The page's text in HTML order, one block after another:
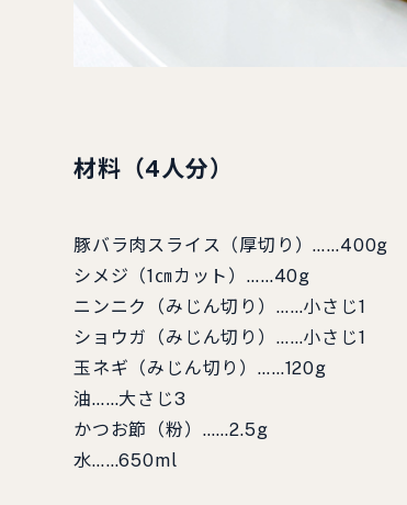
材料（4人分）
豚バラ肉スライス（厚切り）……400g
シメジ（1㎝カット）……40g
ニンニク（みじん切り）……小さじ1
ショウガ（みじん切り）……小さじ1
玉ネギ（みじん切り）……120g
油……大さじ3
かつお節（粉）……2.5g
水……650ml